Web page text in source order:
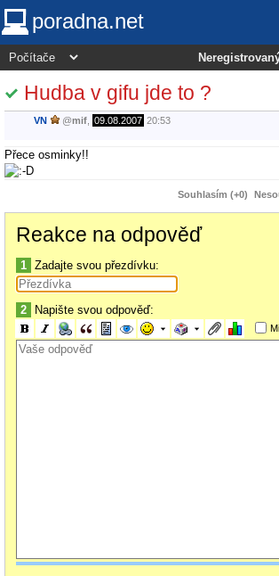
poradna.net
Hudba v gifu jde to ?
VN @mif 09.08.2007 20:53
Přece osminky!!
Souhlasím (+0)
Reakce na odpověď
1 Zadajte svou přezdívku:
2 Napište svou odpověď: